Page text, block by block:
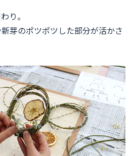
り。
芽のポツポツした部分が活かさ